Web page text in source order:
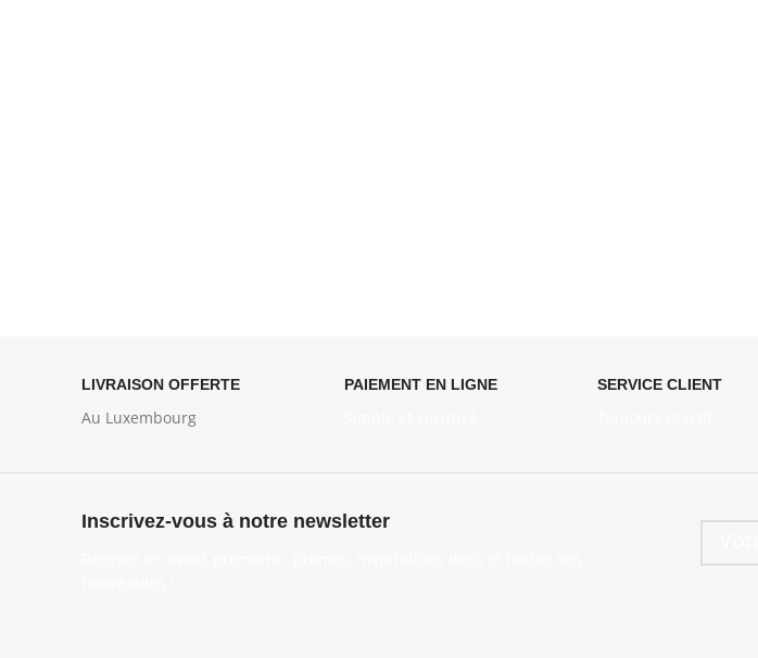
LIVRAISON OFFERTE
Au Luxembourg
PAIEMENT EN LIGNE SERVICE CLIENT
Inscrivez-vous à notre newsletter